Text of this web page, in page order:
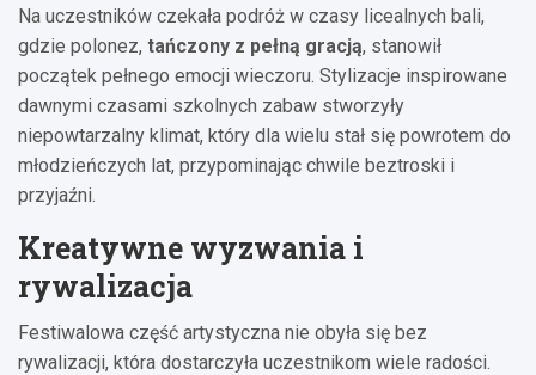
Na uczestników czekała podróż w czasy licealnych bali,
gdzie polonez, tańczony z pełną gracją, stanowił
początek pełnego emocji wieczoru. Stylizacje inspirowane
dawnymi czasami szkolnych zabaw stworzyły
niepowtarzalny klimat, który dla wielu stał się powrotem do
młodzieńczych lat, przypominając chwile beztroski i
przyjaźni.
Kreatywne wyzwania i
rywalizacja
Festiwalowa część artystyczna nie obyła się bez
rywalizacji, która dostarczyła uczestnikom wiele radości.